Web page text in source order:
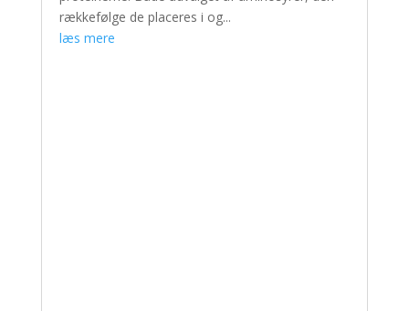
rækkefølge de placeres i og...
læs mere